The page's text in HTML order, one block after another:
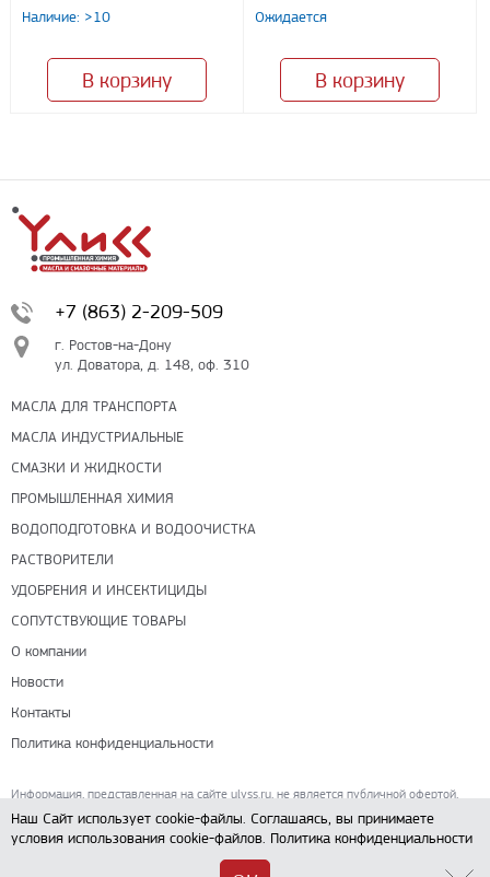
Наличие: >10
В корзину
Ожидается
В корзину
+7 (863) 2-209-509
г. Ростов-на-Дону
ул. Доватора, д. 148, оф. 310
МАСЛА ДЛЯ ТРАНСПОРТА
МАСЛА ИНДУСТРИАЛЬНЫЕ
СМАЗКИ И ЖИДКОСТИ
ПРОМЫШЛЕННАЯ ХИМИЯ
ВОДОПОДГОТОВКА И ВОДООЧИСТКА
РАСТВОРИТЕЛИ
УДОБРЕНИЯ И ИНСЕКТИЦИДЫ
СОПУТСТВУЮЩИЕ ТОВАРЫ
О компании
Новости
Контакты
Политика конфиденциальности
Информация, представленная на сайте ulyss.ru, не является публичной офертой,
определяемой положениями ч. 2 ст. 437 Гражданского кодекса РФ.
Наш Сайт использует cookie-файлы. Соглашаясь, вы принимаете
условия использования cookie-файлов. Политика конфиденциальности